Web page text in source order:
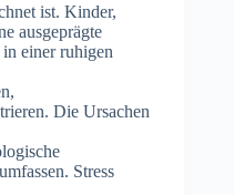
ist. Kinder,
ausgeprägte
e‬iner ruhigen
D‬ie Ursachen
Stress